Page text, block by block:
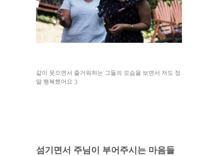
같이 웃으면서 즐거워하는 그들의 모습을 보면서 저도 정
말 행복했어요 :)
섬기면서 주님이 부어주시는 마음들